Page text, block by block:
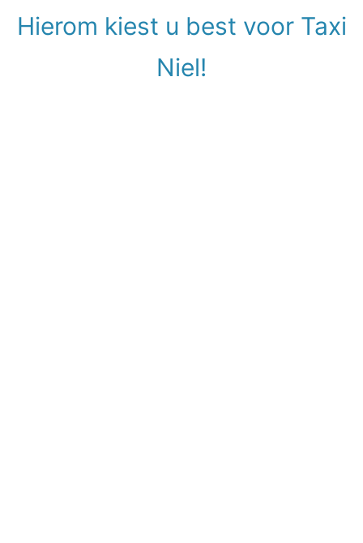
Hierom kiest u best voor Taxi
Niel!